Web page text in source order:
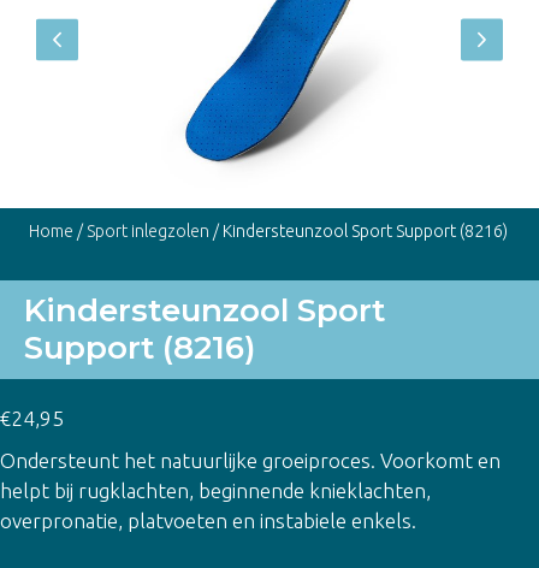
Home / Sport inlegzolen / Kindersteunzool Sport Support (8216)
Kindersteunzool Sport
Support (8216)
€24,95
Ondersteunt het natuurlijke groeiproces. Voorkomt en
helpt bij rugklachten, beginnende knieklachten,
overpronatie, platvoeten en instabiele enkels.